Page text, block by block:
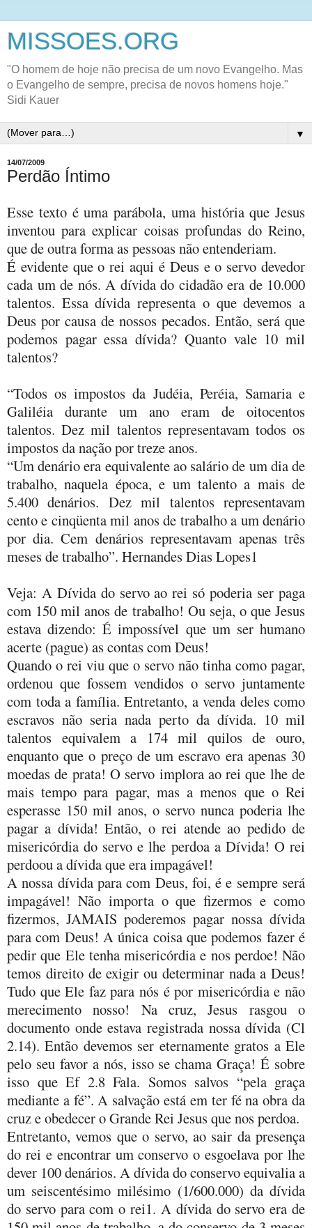
MISSOES.ORG
"O homem de hoje não precisa de um novo Evangelho. Mas
o Evangelho de sempre, precisa de novos homens hoje."
Sidi Kauer
▼
14/07/2009
Perdão Íntimo
Esse texto é uma parábola, uma história que Jesus
inventou para explicar coisas profundas do Reino,
que de outra forma as pessoas não entenderiam.
É evidente que o rei aqui é Deus e o servo devedor
cada um de nós. A dívida do cidadão era de 10.000
talentos. Essa dívida representa o que devemos a
Deus por causa de nossos pecados. Então, será que
podemos pagar essa dívida? Quanto vale 10 mil
talentos?
“Todos os impostos da Judéia, Peréia, Samaria e
Galiléia durante um ano eram de oitocentos
talentos. Dez mil talentos representavam todos os
impostos da nação por treze anos.
“Um denário era equivalente ao salário de um dia de
trabalho, naquela época, e um talento a mais de
5.400 denários. Dez mil talentos representavam
cento e cinqüenta mil anos de trabalho a um denário
por dia. Cem denários representavam apenas três
meses de trabalho”. Hernandes Dias Lopes1
Veja: A Dívida do servo ao rei só poderia ser paga
com 150 mil anos de trabalho! Ou seja, o que Jesus
estava dizendo: É impossível que um ser humano
acerte (pague) as contas com Deus!
Quando o rei viu que o servo não tinha como pagar,
ordenou que fossem vendidos o servo juntamente
com toda a família. Entretanto, a venda deles como
escravos não seria nada perto da dívida. 10 mil
talentos equivalem a 174 mil quilos de ouro,
enquanto que o preço de um escravo era apenas 30
moedas de prata! O servo implora ao rei que lhe de
mais tempo para pagar, mas a menos que o Rei
esperasse 150 mil anos, o servo nunca poderia lhe
pagar a dívida! Então, o rei atende ao pedido de
misericórdia do servo e lhe perdoa a Dívida! O rei
perdoou a dívida que era impagável!
A nossa dívida para com Deus, foi, é e sempre será
impagável! Não importa o que fizermos e como
fizermos, JAMAIS poderemos pagar nossa dívida
para com Deus! A única coisa que podemos fazer é
pedir que Ele tenha misericórdia e nos perdoe! Não
temos direito de exigir ou determinar nada a Deus!
Tudo que Ele faz para nós é por misericórdia e não
merecimento nosso! Na cruz, Jesus rasgou o
documento onde estava registrada nossa dívida (Cl
2.14). Então devemos ser eternamente gratos a Ele
pelo seu favor a nós, isso se chama Graça! É sobre
isso que Ef 2.8 Fala. Somos salvos “pela graça
mediante a fé”. A salvação está em ter fé na obra da
cruz e obedecer o Grande Rei Jesus que nos perdoa.
Entretanto, vemos que o servo, ao sair da presença
do rei e encontrar um conservo o esgoelava por lhe
dever 100 denários. A dívida do conservo equivalia a
um seiscentésimo milésimo (1/600.000) da dívida
do servo para com o rei1. A dívida do servo era de